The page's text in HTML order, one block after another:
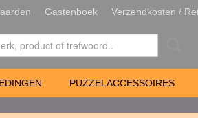
Gastenboek Verzendkosten /
PUZZELACCESSOIRES